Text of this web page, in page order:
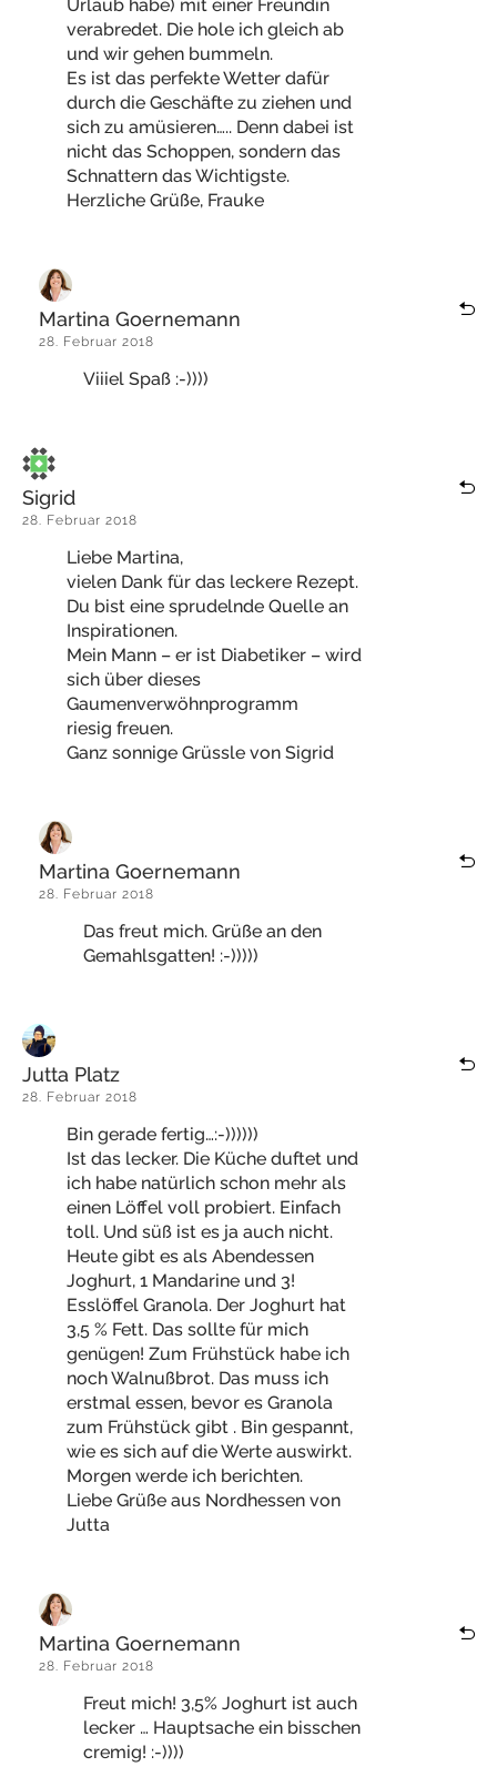
Urlaub habe) mit einer Freundin
verabredet. Die hole ich gleich ab
und wir gehen bummeln.
Es ist das perfekte Wetter dafür
durch die Geschäfte zu ziehen und
sich zu amüsieren….. Denn dabei ist
nicht das Schoppen, sondern das
Schnattern das Wichtigste.
Herzliche Grüße, Frauke
Martina Goernemann
28. Februar 2018
Viiiel Spaß :-))))
Sigrid
28. Februar 2018
Liebe Martina,
vielen Dank für das leckere Rezept.
Du bist eine sprudelnde Quelle an
Inspirationen.
Mein Mann – er ist Diabetiker – wird
sich über dieses
Gaumenverwöhnprogramm
riesig freuen.
Ganz sonnige Grüssle von Sigrid
Martina Goernemann
28. Februar 2018
Das freut mich. Grüße an den
Gemahlsgatten! :-)))))
Jutta Platz
28. Februar 2018
Bin gerade fertig…:-))))))
Ist das lecker. Die Küche duftet und
ich habe natürlich schon mehr als
einen Löffel voll probiert. Einfach
toll. Und süß ist es ja auch nicht.
Heute gibt es als Abendessen
Joghurt, 1 Mandarine und 3!
Esslöffel Granola. Der Joghurt hat
3,5 % Fett. Das sollte für mich
genügen! Zum Frühstück habe ich
noch Walnußbrot. Das muss ich
erstmal essen, bevor es Granola
zum Frühstück gibt . Bin gespannt,
wie es sich auf die Werte auswirkt.
Morgen werde ich berichten.
Liebe Grüße aus Nordhessen von
Jutta
Martina Goernemann
28. Februar 2018
Freut mich! 3,5% Joghurt ist auch
lecker … Hauptsache ein bisschen
cremig! :-))))